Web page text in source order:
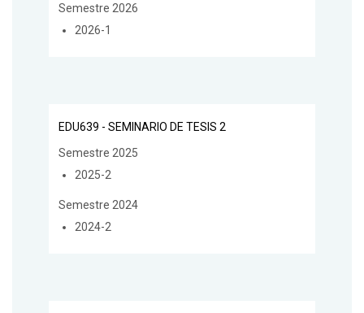
Semestre 2026
2026-1
EDU639 - SEMINARIO DE TESIS 2
Semestre 2025
2025-2
Semestre 2024
2024-2